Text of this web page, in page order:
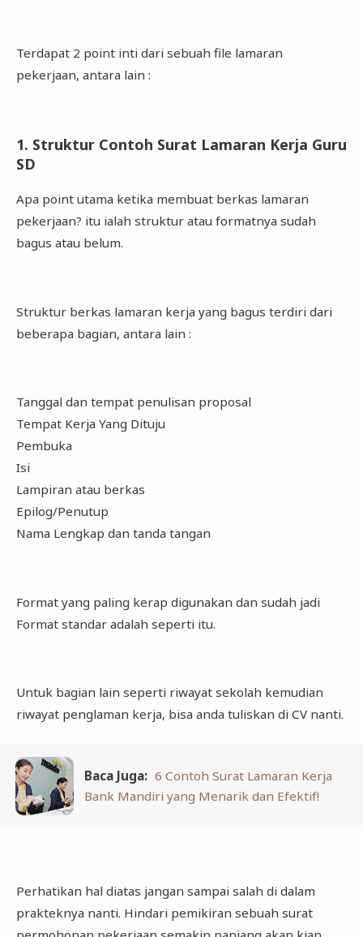
Terdapat 2 point inti dari sebuah file lamaran
pekerjaan, antara lain :
1. Struktur Contoh Surat Lamaran Kerja Guru
SD
Apa point utama ketika membuat berkas lamaran
pekerjaan? itu ialah struktur atau formatnya sudah
bagus atau belum.
Struktur berkas lamaran kerja yang bagus terdiri dari
beberapa bagian, antara lain :
Tanggal dan tempat penulisan proposal
Tempat Kerja Yang Dituju
Pembuka
Isi
Lampiran atau berkas
Epilog/Penutup
Nama Lengkap dan tanda tangan
Format yang paling kerap digunakan dan sudah jadi
Format standar adalah seperti itu.
Untuk bagian lain seperti riwayat sekolah kemudian
riwayat penglaman kerja, bisa anda tuliskan di CV nanti.
Baca Juga: 6 Contoh Surat Lamaran Kerja
Bank Mandiri yang Menarik dan Efektif!
Perhatikan hal diatas jangan sampai salah di dalam
prakteknya nanti. Hindari pemikiran sebuah surat